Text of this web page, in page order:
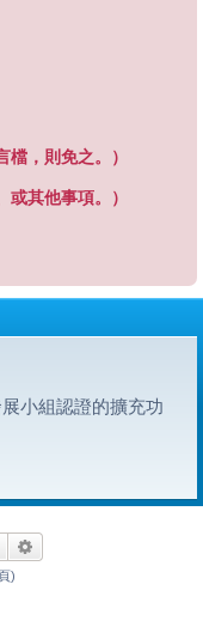
，則免之。）
其他事項。）
小組認證的擴充功
搜尋
)